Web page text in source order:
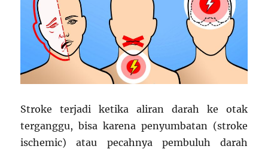
Stroke terjadi ketika aliran darah ke otak
terganggu, bisa karena penyumbatan (stroke
ischemic) atau pecahnya pembuluh darah